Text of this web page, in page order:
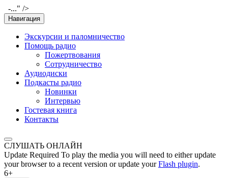
-..." />
Навигация
Экскурсии и паломничество
Помощь радио
Пожертвования
Сотрудничество
Аудиодиски
Подкасты радио
Новинки
Интервью
Гостевая книга
Контакты
СЛУШАТЬ ОНЛАЙН
Update Required To play the media you will need to either update
your browser to a recent version or update yourFlash plugin.
6+